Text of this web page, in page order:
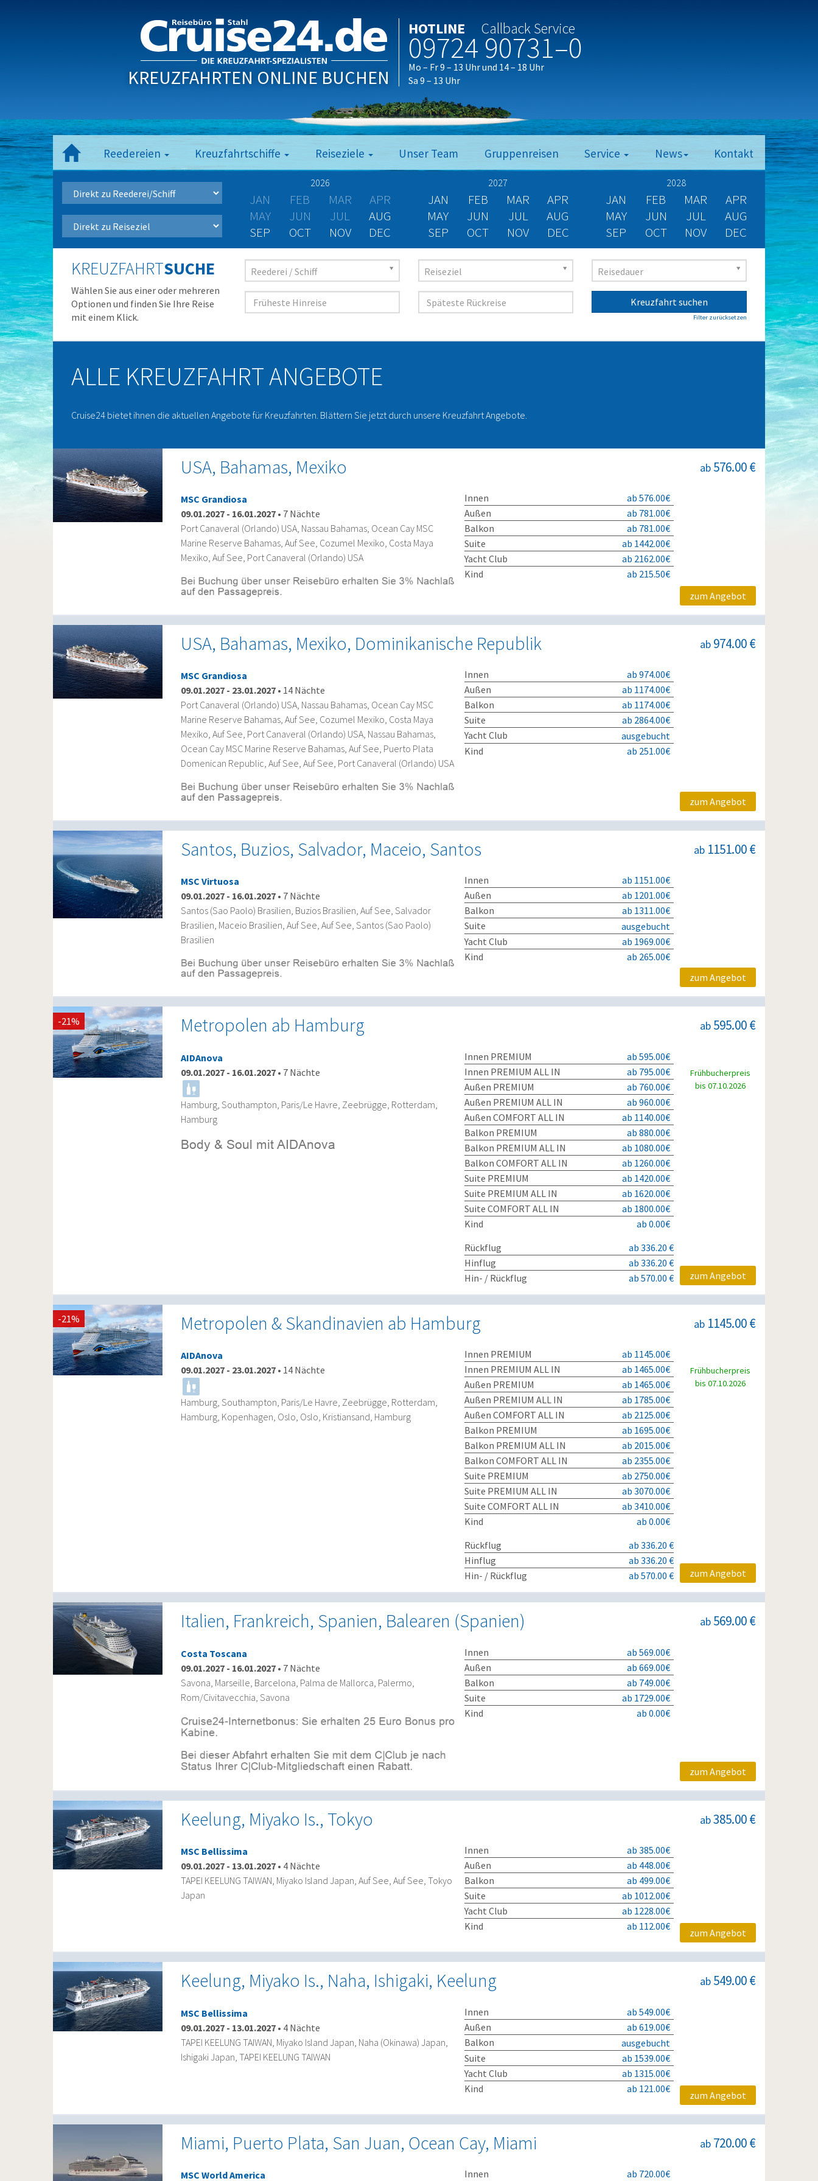
KREUZFAHRTEN ONLINE BUCHEN
HOTLINE Callback Service
09724 90731–0
Mo – Fr 9 – 13 Uhr und 14 – 18 Uhr
Sa 9 – 13 Uhr
Reedereien Kreuzfahrtschiffe Reiseziele Unser Team Gruppenreisen Service News Kontakt
2026
JAN FEB MAR
APR
MAY
JUN JUL
AUG
SEP
OCT NOV DEC
2027
JAN FEB MAR
APR
MAY
JUN JUL
AUG
SEP
OCT NOV DEC
2028
JAN FEB MAR
APR
MAY
JUN JUL
AUG
SEP
OCT NOV DEC
KREUZFAHRTSUCHE
Wählen Sie aus einer oder mehreren
Optionen und finden Sie Ihre Reise
mit einem Klick.
Reederei / Schiff Reiseziel Reisedauer
Kreuzfahrt suchen
Filter zurücksetzen
ALLE KREUZFAHRT ANGEBOTE
Cruise24 bietet ihnen die aktuellen Angebote für Kreuzfahrten. Blättern Sie jetzt durch unsere Kreuzfahrt Angebote.
USA, Bahamas, Mexiko ab 576.00 €
MSC Grandiosa
09.01.2027 - 16.01.2027 • 7 Nächte
Port Canaveral (Orlando) USA, Nassau Bahamas, Ocean Cay MSC
Marine Reserve Bahamas, Auf See, Cozumel Mexiko, Costa Maya
Mexiko, Auf See, Port Canaveral (Orlando) USA
Innen
ab 576.00€
Außen
ab 781.00€
Balkon
ab 781.00€
Suite
ab 1442.00€
Yacht Club
ab 2162.00€
Kind
ab 215.50€
zum Angebot
USA, Bahamas, Mexiko, Dominikanische Republik ab 974.00 €
MSC Grandiosa
09.01.2027 - 23.01.2027 • 14 Nächte
Port Canaveral (Orlando) USA, Nassau Bahamas, Ocean Cay MSC
Marine Reserve Bahamas, Auf See, Cozumel Mexiko, Costa Maya
Mexiko, Auf See, Port Canaveral (Orlando) USA, Nassau Bahamas,
Ocean Cay MSC Marine Reserve Bahamas, Auf See, Puerto Plata
Domenican Republic, Auf See, Auf See, Port Canaveral (Orlando) USA
Innen
ab 974.00€
Außen
ab 1174.00€
Balkon
ab 1174.00€
Suite
ab 2864.00€
Yacht Club
ausgebucht
Kind
ab 251.00€
zum Angebot
Santos, Buzios, Salvador, Maceio, Santos ab 1151.00 €
MSC Virtuosa
09.01.2027 - 16.01.2027 • 7 Nächte
Santos (Sao Paolo) Brasilien, Buzios Brasilien, Auf See, Salvador
Brasilien, Maceio Brasilien, Auf See, Auf See, Santos (Sao Paolo)
Brasilien
Innen
ab 1151.00€
Außen
ab 1201.00€
Balkon
ab 1311.00€
Suite
ausgebucht
Yacht Club
ab 1969.00€
Kind
ab 265.00€
zum Angebot
Metropolen ab Hamburg ab 595.00 €
AIDAnova
09.01.2027 - 16.01.2027 • 7 Nächte
Hamburg, Southampton, Paris/Le Havre, Zeebrügge, Rotterdam,
Hamburg
Innen PREMIUM
ab 595.00€
Innen PREMIUM ALL IN
ab 795.00€
Außen PREMIUM
ab 760.00€
Außen PREMIUM ALL IN
ab 960.00€
Außen COMFORT ALL IN
ab 1140.00€
Balkon PREMIUM
ab 880.00€
Balkon PREMIUM ALL IN
ab 1080.00€
Balkon COMFORT ALL IN
ab 1260.00€
Suite PREMIUM
ab 1420.00€
Suite PREMIUM ALL IN
ab 1620.00€
Suite COMFORT ALL IN
ab 1800.00€
Kind
ab 0.00€
Rückflug
ab 336.20 €
Hinflug
ab 336.20 €
Hin- / Rückflug
ab 570.00 €
-21%
Frühbucherpreis
bis 07.10.2026
zum Angebot
Metropolen & Skandinavien ab Hamburg ab 1145.00 €
AIDAnova
09.01.2027 - 23.01.2027 • 14 Nächte
Hamburg, Southampton, Paris/Le Havre, Zeebrügge, Rotterdam,
Hamburg, Kopenhagen, Oslo, Oslo, Kristiansand, Hamburg
Innen PREMIUM
ab 1145.00€
Innen PREMIUM ALL IN
ab 1465.00€
Außen PREMIUM
ab 1465.00€
Außen PREMIUM ALL IN
ab 1785.00€
Außen COMFORT ALL IN
ab 2125.00€
Balkon PREMIUM
ab 1695.00€
Balkon PREMIUM ALL IN
ab 2015.00€
Balkon COMFORT ALL IN
ab 2355.00€
Suite PREMIUM
ab 2750.00€
Suite PREMIUM ALL IN
ab 3070.00€
Suite COMFORT ALL IN
ab 3410.00€
Kind
ab 0.00€
Rückflug
ab 336.20 €
Hinflug
ab 336.20 €
Hin- / Rückflug
ab 570.00 €
-21%
Frühbucherpreis
bis 07.10.2026
zum Angebot
Italien, Frankreich, Spanien, Balearen (Spanien) ab 569.00 €
Costa Toscana
09.01.2027 - 16.01.2027 • 7 Nächte
Savona, Marseille, Barcelona, Palma de Mallorca, Palermo,
Rom/Civitavecchia, Savona
Innen
ab 569.00€
Außen
ab 669.00€
Balkon
ab 749.00€
Suite
ab 1729.00€
Kind
ab 0.00€
zum Angebot
Keelung, Miyako Is., Tokyo ab385.00 €
MSC Bellissima
09.01.2027 - 13.01.2027 • 4 Nächte
TAPEI KEELUNG TAIWAN, Miyako Island Japan, Auf See, Auf See, Tokyo
Japan
Innen
ab 385.00€
Außen
ab 448.00€
Balkon
ab 499.00€
Suite
ab 1012.00€
Yacht Club
ab 1228.00€
Kind
ab 112.00€
zum Angebot
Keelung, Miyako Is., Naha, Ishigaki, Keelung ab 549.00 €
MSC Bellissima
09.01.2027 - 13.01.2027 • 4 Nächte
TAPEI KEELUNG TAIWAN, Miyako Island Japan, Naha (Okinawa) Japan,
Ishigaki Japan, TAPEI KEELUNG TAIWAN
Innen
ab 549.00€
Außen
ab 619.00€
Balkon
ausgebucht
Suite
ab 1539.00€
Yacht Club
ab 1315.00€
Kind
ab 121.00€
zum Angebot
Miami, Puerto Plata, San Juan, Ocean Cay, Miami ab 720.00 €
MSC World America Innen ab 720.00€